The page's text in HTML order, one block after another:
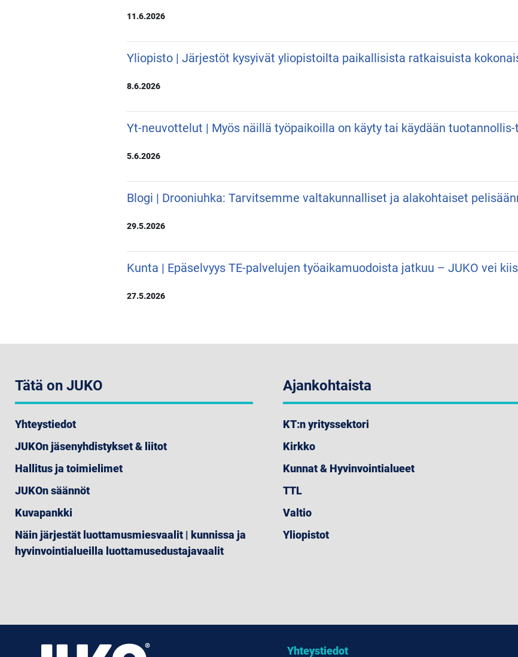
11.6.2026
Yliopisto | Järjestöt kysyivät yliopistoilta paikallisista ratkaisuista
8.6.2026
Yt-neuvottelut | Myös näillä työpaikoilla on käyty tai käydään
5.6.2026
Blogi | Drooniuhka: Tarvitsemme valtakunnalliset ja alakohtaiset
29.5.2026
Kunta | Epäselvyys TE-palvelujen työaikamuodoista jatkuu – JUKO vei
27.5.2026
Tätä on JUKO
Yhteystiedot
JUKOn jäsenyhdistykset & liitot
Hallitus ja toimielimet
JUKOn säännöt
Kuvapankki
Näin järjestät luottamusmiesvaalit | kunnissa ja
hyvinvointialueilla luottamusedustajavaalit
Ajankohtaista
KT:n yrityssektori
Kirkko
Kunnat & Hyvinvointialueet
TTL
Valtio
Yliopistot
Yhteystiedot